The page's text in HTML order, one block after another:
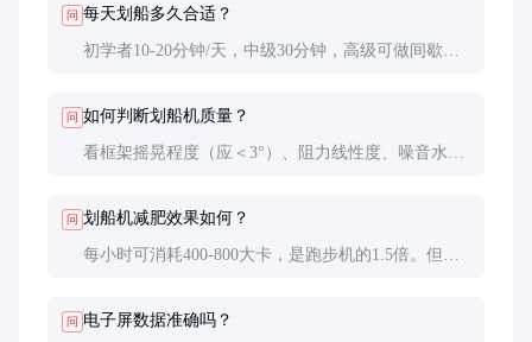
问 每天划船多久合适？
初学者10-20分钟/天，中级30分钟，高级可做间歇训
问 如何判断划船机质量？
看框架摇晃程度（应＜3°）、阻力线性度、噪音水平
问 划船机减肥效果如何？
每小时可消耗400-800大卡，是跑步机的1.5倍。但需
问 电子屏数据准确吗？